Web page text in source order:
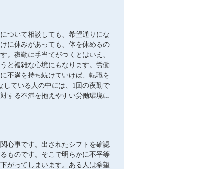
ついて相談しても、希望通りにな
に休みがあっても、体を休めるの
。夜勤に手当てがつくとはいえ、
と複雑な心境にもなります。労働
不満を持ち続けていけば、転職を
している人の中には、1回の夜勤で
する不満を抱えやすい労働環境に
心事です。出されたシフトを確認
ものです。そこで明らかに不平等
がってしまいます。ある人は希望